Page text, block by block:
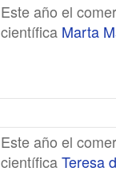
Este año el
científica Marta
Este año el
científicaTeresa